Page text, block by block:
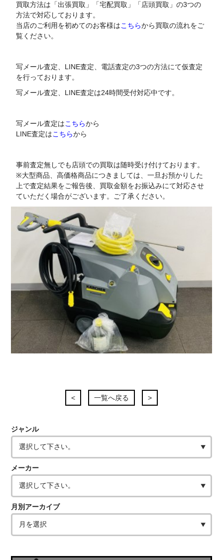
買取方法は「出張買取」「宅配買取」「店頭買取」の3つの
方法で対応しております。
当店のご利用を初めてのお客様はこちらから買取の流れをご
覧ください。
写メール査定、LINE査定、電話査定の3つの方法にて仮査定
を行っております。
写メール査定、LINE査定は24時間受付対応中です。
写メール査定はこちらから
LINE査定はこちらから
事前査定無しでも店頭での買取は随時受け付けております。
※大型商品、高価格商品につきましては、一旦お預かりした
上で査定結果をご報告後、買取金額をお振込みにて対応させ
ていただく場合がございます。ご了承ください。
< 一覧へ戻る >
ジャンル
メーカー
月別アーカイブ